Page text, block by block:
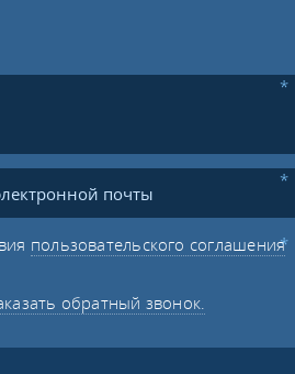
пользовательского соглашения
обратный звонок.